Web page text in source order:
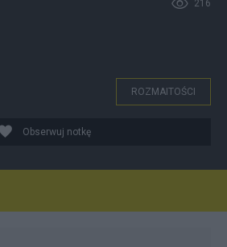
216
ROZMAITOŚCI
Obserwuj notkę